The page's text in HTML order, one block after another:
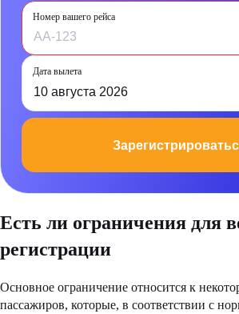
Номер вашего рейса
Дата вылета
10 августа 2026
Есть ли ограничения для
регистрации
Основное ограничение относится к
пассажиров, которые, в соответствии с